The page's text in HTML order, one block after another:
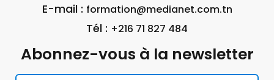
E-mail : formation@medianet.com.tn
Tél : +216 71 827 484
Abonnez-vous à la newsletter